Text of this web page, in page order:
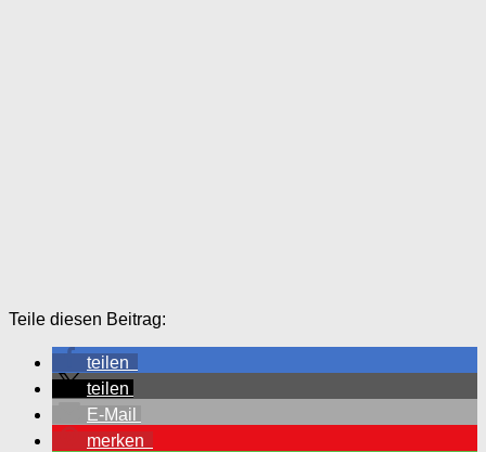
Teile diesen Beitrag:
teilen
teilen
E-Mail
merken